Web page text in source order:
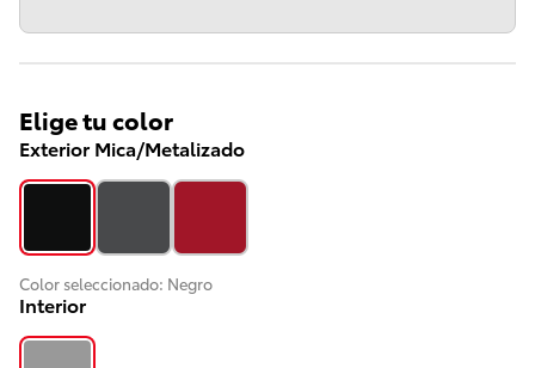
Elige tu color
Exterior Mica/Metalizado
Color seleccionado: Negro
Interior